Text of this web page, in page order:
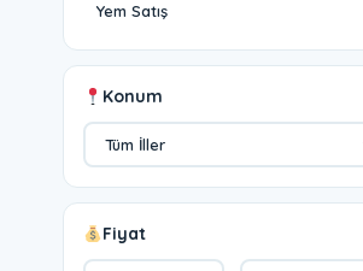
Yem Satış
Konum
Fiyat